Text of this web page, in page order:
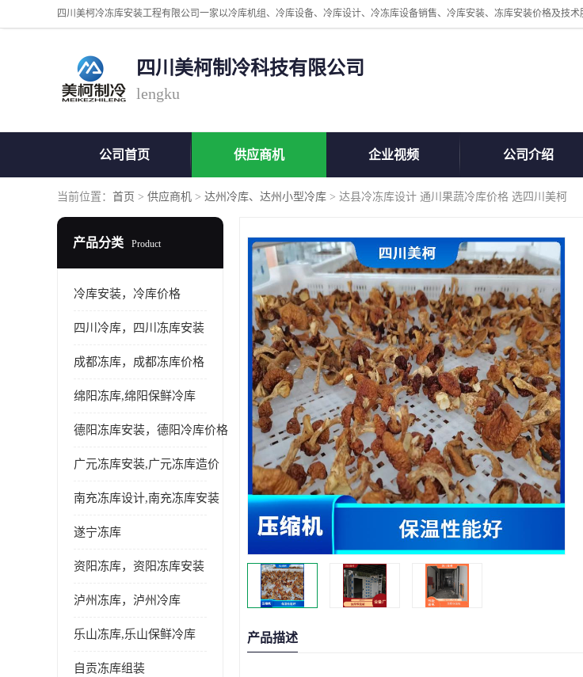
四川美柯制冷科技有限公司
lengku
公司首页 供应商机 企业视频 公司介绍
当前位置： 首页 > 供应商机 > 达州冷库、达州小型冷库 > 达县冷冻库设计 通川果蔬冷库价格 选四川美柯
产品分类 Product
冷库安装，冷库价格
四川冷库，四川冻库安装
成都冻库，成都冻库价格
绵阳冻库,绵阳保鲜冷库
德阳冻库安装，德阳冷库价格
广元冻库安装,广元冻库造价
南充冻库设计,南充冻库安装
遂宁冻库
资阳冻库，资阳冻库安装
泸州冻库，泸州冷库
乐山冻库,乐山保鲜冷库
自贡冻库组装
产品描述